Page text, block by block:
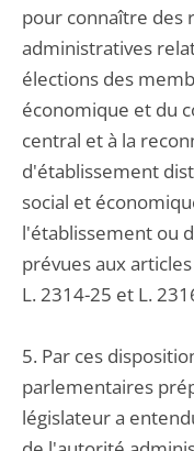
pour connaître des
administratives
élections des
économique et du
central et à la
d'établissement
social et
l'établissement ou
prévues aux
L. 2314-25 et L.
5. Par ces
parlementaires
législateur a